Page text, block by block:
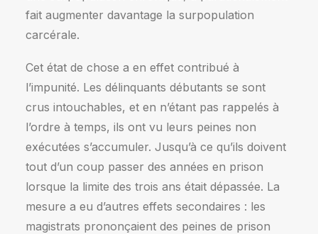
fait augmenter davantage la surpopulation
carcérale.
Cet état de chose a en effet contribué à
l’impunité. Les délinquants débutants se sont
crus intouchables, et en n’étant pas rappelés à
l’ordre à temps, ils ont vu leurs peines non
exécutées s’accumuler. Jusqu’à ce qu’ils doivent
tout d’un coup passer des années en prison
lorsque la limite des trois ans était dépassée. La
mesure a eu d’autres effets secondaires : les
magistrats prononçaient des peines de prison